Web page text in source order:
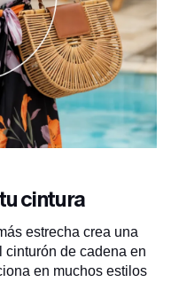
cintura
estrecha crea una
de cadena en
en muchos estilos